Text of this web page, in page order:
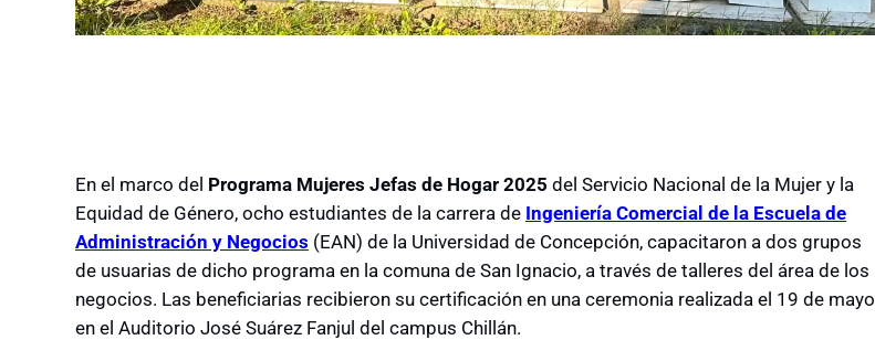
En el marco del Programa Mujeres Jefas de Hogar 2025 del Servicio Nacional de la Mujer y la
Equidad de Género, ocho estudiantes de la carrera de Ingeniería Comercial de la Escuela de
Administración y Negocios (EAN) de la Universidad de Concepción, capacitaron a dos grupos
de usuarias de dicho programa en la comuna de San Ignacio, a través de talleres del área de los
negocios. Las beneficiarias recibieron su certificación en una ceremonia realizada el 19 de mayo
en el Auditorio José Suárez Fanjul del campus Chillán.